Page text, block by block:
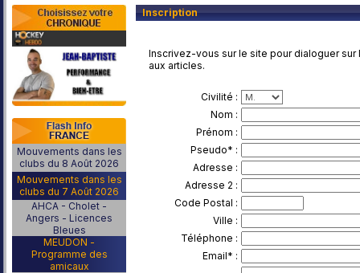
Mouvements dans les
clubs du 8 Août 2026
Mouvements dans les
clubs du 7 Août 2026
AHCA - Cholet -
Angers - Licences
Bleues
MEUDON -
Programme des
amicaux
Inscription
Inscrivez-vous sur le site pour dialoguer
aux articles.
Civilité :
Nom :
Prénom :
Pseudo* :
Adresse :
Adresse 2 :
Code Postal :
Ville :
Téléphone :
Email* :